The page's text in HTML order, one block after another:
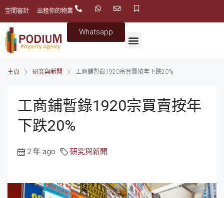
空間審計 出租你的物業
Whatsapp
主頁 研究與新聞 工商鋪暫錄1920宗買賣按年下跌20%
工商鋪暫錄1920宗買賣按年
下跌20%
2 年 ago 研究與新聞